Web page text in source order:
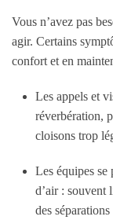
Vous n’avez pas
agir. Certains
confort et en
Les appels et
réverbération,
cloisons trop
Les équipes se
d’air : souvent
des